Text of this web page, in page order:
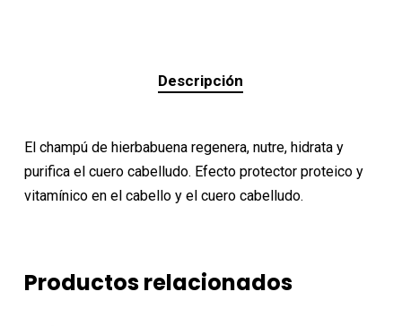
Descripción
El champú de hierbabuena regenera, nutre, hidrata y
purifica el cuero cabelludo. Efecto protector proteico y
vitamínico en el cabello y el cuero cabelludo.
Productos relacionados